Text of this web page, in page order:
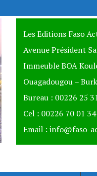
Les Editions Faso
Avenue Président
Immeuble BOA
Ouagadougou –
Bureau : 00226 25
Cel : 00226 70 01
Email : info@faso-